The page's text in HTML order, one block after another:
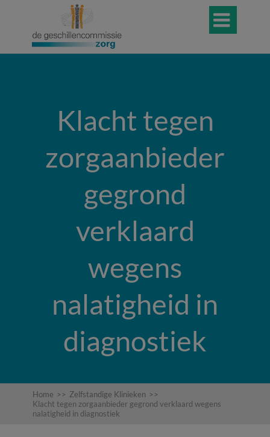

Klacht tegen
zorgaanbieder
gegrond
verklaard
wegens
nalatigheid in
diagnostiek
Home >> Zelfstandige Klinieken >>
Klacht tegen zorgaanbieder gegrond verklaard wegens
nalatigheid in diagnostiek